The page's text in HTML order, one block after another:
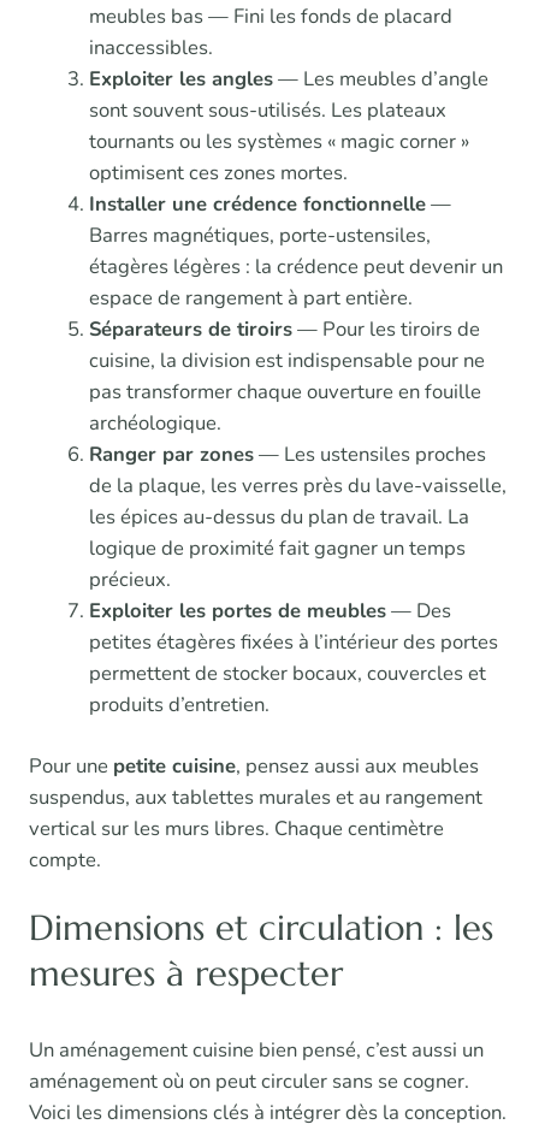
meubles bas — Fini les fonds de placard
inaccessibles.
Exploiter les angles— Les meubles d’angle
sont souvent sous-utilisés. Les plateaux
tournants ou les systèmes « magic corner »
optimisent ces zones mortes.
Installer une crédence fonctionnelle—
Barres magnétiques, porte-ustensiles,
étagères légères : la crédence peut devenir un
espace de rangement à part entière.
Séparateurs de tiroirs— Pour les tiroirs de
cuisine, la division est indispensable pour ne
pas transformer chaque ouverture en fouille
archéologique.
Ranger par zones— Les ustensiles proches
de la plaque, les verres près du lave-vaisselle,
les épices au-dessus du plan de travail. La
logique de proximité fait gagner un temps
précieux.
Exploiter les portes de meubles— Des
petites étagères fixées à l’intérieur des portes
permettent de stocker bocaux, couvercles et
produits d’entretien.
Pour une petite cuisine, pensez aussi aux meubles
suspendus, aux tablettes murales et au rangement
vertical sur les murs libres. Chaque centimètre
compte.
Dimensions et circulation : les
mesures à respecter
Un aménagement cuisine bien pensé, c’est aussi un
aménagement où on peut circuler sans se cogner.
Voici les dimensions clés à intégrer dès la conception.